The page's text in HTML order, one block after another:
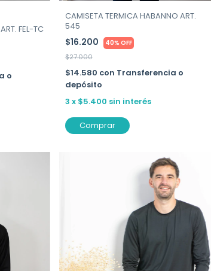
FEL-TC
o
CAMISETA TERMICA HABANNO ART.
545
$16.200 40% OFF
$27.000
$14.580 con Transferencia o
depósito
3 x $5.400 sin interés
Comprar